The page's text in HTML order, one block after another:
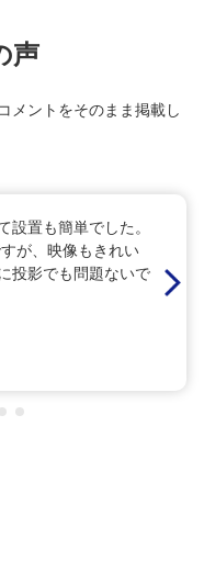
声
メントをそのまま掲載し
設置も簡単でした。
が、映像もきれい
投影でも問題ないで